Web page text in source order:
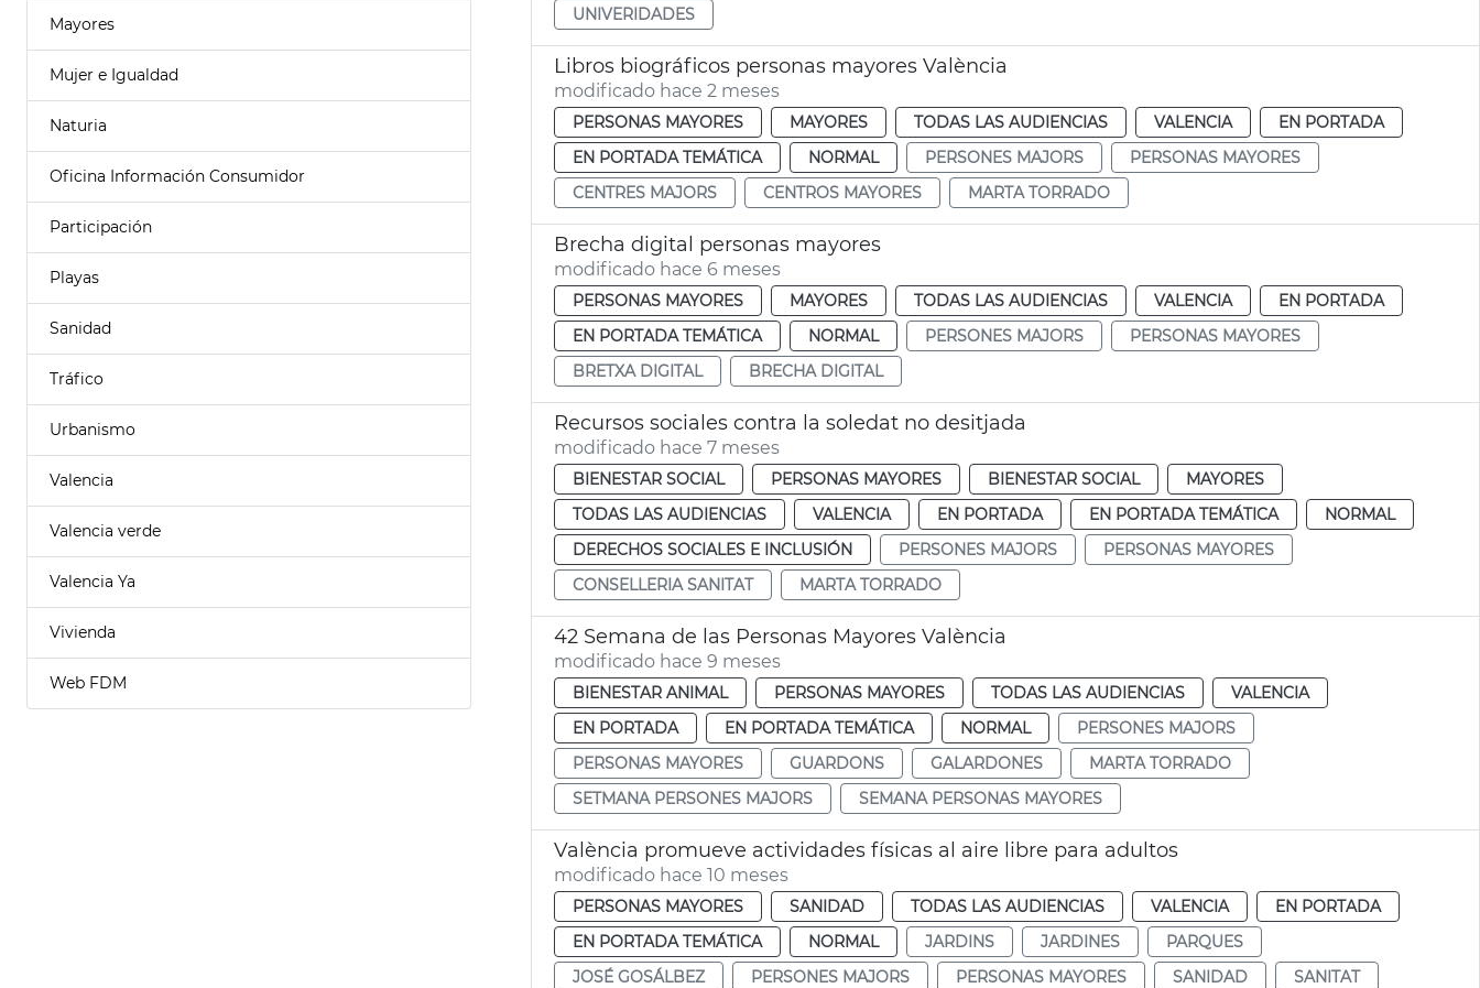
Mayores
Mujer e Igualdad
Naturia
Oficina Información Consumidor
Participación
Playas
Sanidad
Tráfico
Urbanismo
Valencia
Valencia verde
Valencia Ya
Vivienda
Web FDM
UNIVERIDADES
Libros biográficos personas mayores València
modificado hace 2 meses
PERSONAS MAYORES MAYORES TODAS LAS AUDIENCIAS VALENCIA
EN PORTADA
EN PORTADA TEMÁTICA
NORMAL PERSONES MAJORS
PERSONAS MAYORES
CENTRES MAJORS
CENTROS MAYORES MARTA TORRADO
Brecha digital personas mayores
modificado hace 6 meses
PERSONAS MAYORES MAYORES TODAS LAS AUDIENCIAS VALENCIA
EN PORTADA
EN PORTADA TEMÁTICA
NORMAL PERSONES MAJORS
PERSONAS MAYORES
BRETXA DIGITAL
BRECHA DIGITAL
Recursos sociales contra la soledat no desitjada
modificado hace 7 meses
BIENESTAR SOCIAL PERSONAS MAYORES BIENESTAR SOCIAL
MAYORES
TODAS LAS AUDIENCIAS
VALENCIA EN PORTADA EN PORTADA TEMÁTICA
NORMAL
DERECHOS SOCIALES E INCLUSIÓN
PERSONES MAJORS
PERSONAS MAYORES
CONSELLERIA SANITAT
MARTA TORRADO
42 Semana de las Personas Mayores València
modificado hace 9 meses
BIENESTAR ANIMAL PERSONAS MAYORES TODAS LAS AUDIENCIAS
VALENCIA
EN PORTADA
EN PORTADA TEMÁTICA NORMAL
PERSONES MAJORS
PERSONAS MAYORES
GUARDONS GALARDONES
MARTA TORRADO
SETMANA PERSONES MAJORS
SEMANA PERSONAS MAYORES
València promueve actividades físicas al aire libre para adultos
modificado hace 10 meses
PERSONAS MAYORES SANIDAD TODAS LAS AUDIENCIAS VALENCIA
EN PORTADA
EN PORTADA TEMÁTICA
NORMAL JARDINS JARDINES
PARQUES
JOSÉ GOSÁLBEZ
PERSONES MAJORS PERSONAS MAYORES SANIDAD
SANITAT